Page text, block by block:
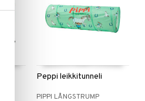
Peppi leikkitunneli
PIPPI LÅNGSTRUMP